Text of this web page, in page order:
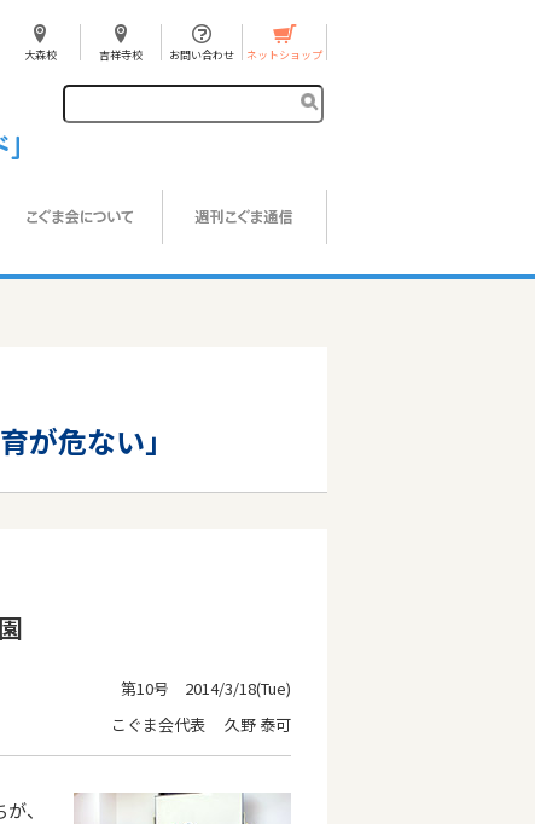
大森校 吉祥寺校 お問い合わせ ネットショップ
が危ない」
第10号 2014/3/18(Tue)
こぐま会代表 久野 泰可
、